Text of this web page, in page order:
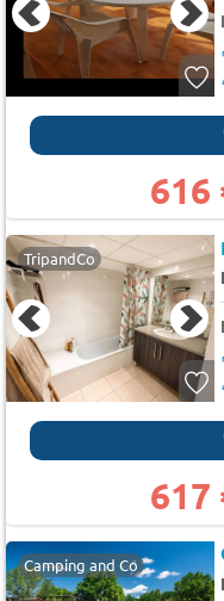
616
TripandCo
617
Camping and Co